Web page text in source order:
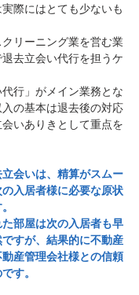
際にはとても少ないも
リーニング業を営む業
去立会い代行を担うケ
行」がメイン業務とな
の基本は退去後の対応
いありきとして重点を
会いは、精算がスムー
入居者様に必要な原状
部屋は次の入居者も早
すが、結果的に不動産
産管理会社様との信頼
す。